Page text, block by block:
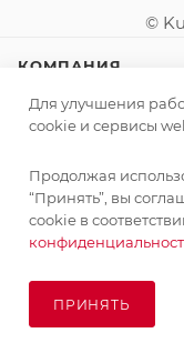
©
КОМПАНИЯ
ИНФОРМАЦИЯ
ПОМОЩЬ
Для улучшения
cookie и сервисы
Продолжая
“Принять”, вы
cookie в
ПРИНЯТЬ